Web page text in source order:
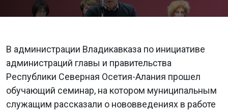
В администрации Владикавказа по инициативе
администраций главы и правительства
Республики Северная Осетия-Алания прошел
обучающий семинар, на котором муниципальным
служащим рассказали о нововведениях в работе